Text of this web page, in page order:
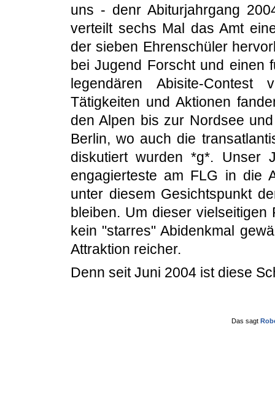
uns - denr Abiturjahrgang
verteilt sechs Mal das Amt
der sieben Ehrenschüler
bei Jugend Forscht und einen
legendären Abisite-
Tätigkeiten und Aktionen
den Alpen bis zur Nordsee
Berlin, wo auch die
diskutiert wurden *g*. Unser
engagierteste am FLG in die
unter diesem Gesichtspunkt
bleiben. Um dieser
kein "starres" Abidenkmal
Attraktion reicher.
Denn seit Juni 2004 ist diese
Das sagt